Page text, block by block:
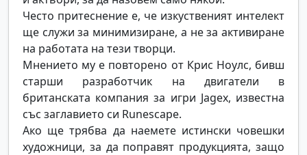
Често притеснение е, че изкуственият интелект
ще служи за минимизиране, а не за активиране
на работата на тези творци.
Мнението му е повторено от Крис Ноулс, бивш
старши разработчик на двигатели в
британската компания за игри Jagex, известна
със заглавието си Runescape.
Ако ще трябва да наемете истински човешки
художници, за да поправят продукцията, защо